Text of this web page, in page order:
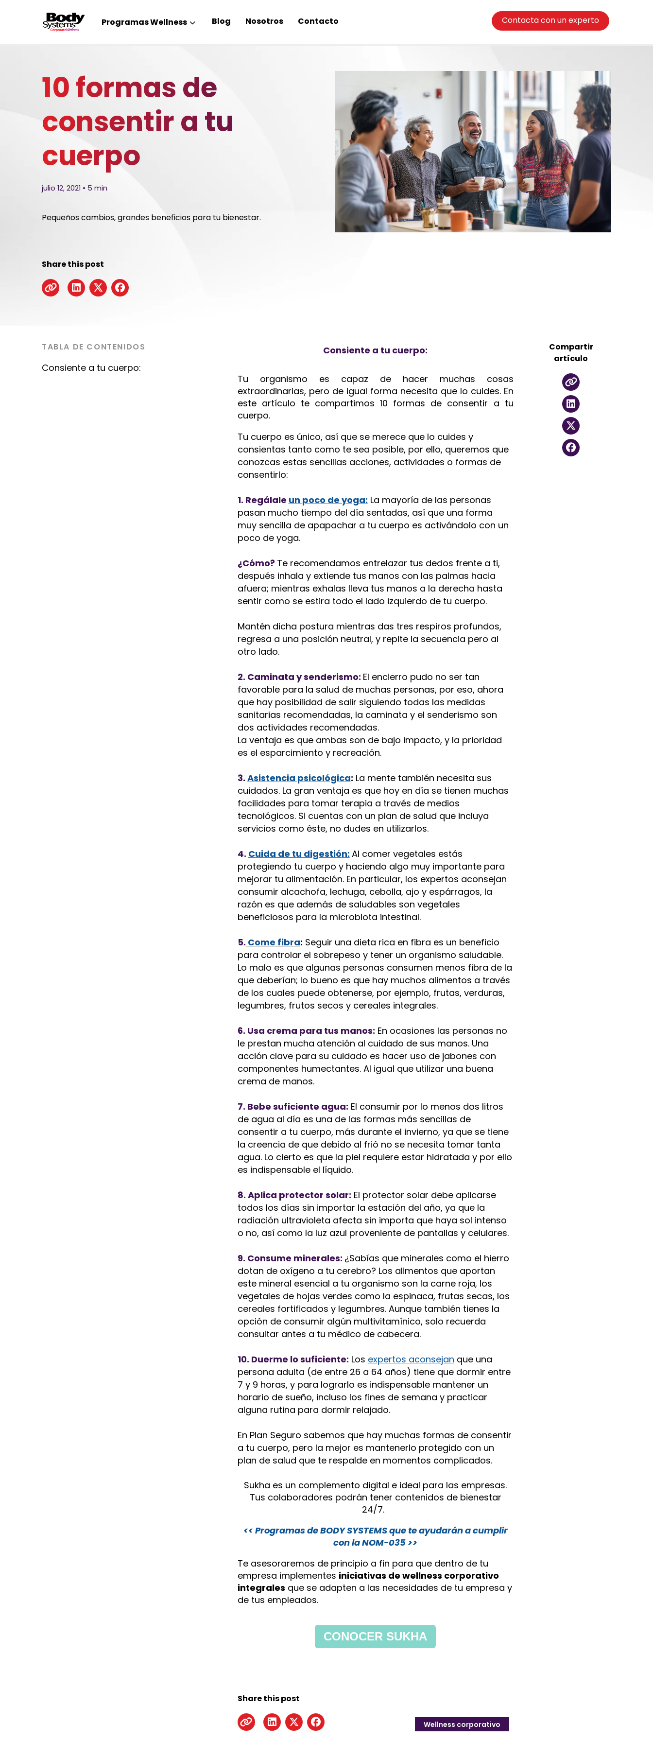
Programas Wellness Blog Nosotros Contacto Contacta con un experto
10 formas de
consentir a tu
cuerpo
julio 12, 2021 • 5 min
Pequeños cambios, grandes beneficios para tu bienestar.
Share this post
TABLA DE CONTENIDOS
Consiente a tu cuerpo:
Consiente a tu cuerpo:
Tu organismo es capaz de hacer muchas cosas
extraordinarias, pero de igual forma necesita que lo cuides. En
este artículo te compartimos 10 formas de consentir a tu
cuerpo.
Tu cuerpo es único, así que se merece que lo cuides y
consientas tanto como te sea posible, por ello, queremos que
conozcas estas sencillas acciones, actividades o formas de
consentirlo:
1. Regálale un poco de yoga: La mayoría de las personas
pasan mucho tiempo del día sentadas, así que una forma
muy sencilla de apapachar a tu cuerpo es activándolo con un
poco de yoga.
¿Cómo? Te recomendamos entrelazar tus dedos frente a ti,
después inhala y extiende tus manos con las palmas hacia
afuera; mientras exhalas lleva tus manos a la derecha hasta
sentir como se estira todo el lado izquierdo de tu cuerpo.
Mantén dicha postura mientras das tres respiros profundos,
regresa a una posición neutral, y repite la secuencia pero al
otro lado.
2. Caminata y senderismo: El encierro pudo no ser tan
favorable para la salud de muchas personas, por eso, ahora
que hay posibilidad de salir siguiendo todas las medidas
sanitarias recomendadas, la caminata y el senderismo son
dos actividades recomendadas.
La ventaja es que ambas son de bajo impacto, y la prioridad
es el esparcimiento y recreación.
3. Asistencia psicológica: La mente también necesita sus
cuidados. La gran ventaja es que hoy en día se tienen muchas
facilidades para tomar terapia a través de medios
tecnológicos. Si cuentas con un plan de salud que incluya
servicios como éste, no dudes en utilizarlos.
4. Cuida de tu digestión: Al comer vegetales estás
protegiendo tu cuerpo y haciendo algo muy importante para
mejorar tu alimentación. En particular, los expertos aconsejan
consumir alcachofa, lechuga, cebolla, ajo y espárragos, la
razón es que además de saludables son vegetales
beneficiosos para la microbiota intestinal.
5. Come fibra: Seguir una dieta rica en fibra es un beneficio
para controlar el sobrepeso y tener un organismo saludable.
Lo malo es que algunas personas consumen menos fibra de la
que deberían; lo bueno es que hay muchos alimentos a través
de los cuales puede obtenerse, por ejemplo, frutas, verduras,
legumbres, frutos secos y cereales integrales.
6. Usa crema para tus manos: En ocasiones las personas no
le prestan mucha atención al cuidado de sus manos. Una
acción clave para su cuidado es hacer uso de jabones con
componentes humectantes. Al igual que utilizar una buena
crema de manos.
7. Bebe suficiente agua: El consumir por lo menos dos litros
de agua al día es una de las formas más sencillas de
consentir a tu cuerpo, más durante el invierno, ya que se tiene
la creencia de que debido al frió no se necesita tomar tanta
agua. Lo cierto es que la piel requiere estar hidratada y por ello
es indispensable el líquido.
8. Aplica protector solar: El protector solar debe aplicarse
todos los días sin importar la estación del año, ya que la
radiación ultravioleta afecta sin importa que haya sol intenso
o no, así como la luz azul proveniente de pantallas y celulares.
9. Consume minerales: ¿Sabías que minerales como el hierro
dotan de oxígeno a tu cerebro? Los alimentos que aportan
este mineral esencial a tu organismo son la carne roja, los
vegetales de hojas verdes como la espinaca, frutas secas, los
cereales fortificados y legumbres. Aunque también tienes la
opción de consumir algún multivitamínico, solo recuerda
consultar antes a tu médico de cabecera.
10. Duerme lo suficiente: Los expertos aconsejan que una
persona adulta (de entre 26 a 64 años) tiene que dormir entre
7 y 9 horas, y para lograrlo es indispensable mantener un
horario de sueño, incluso los fines de semana y practicar
alguna rutina para dormir relajado.
En Plan Seguro sabemos que hay muchas formas de consentir
a tu cuerpo, pero la mejor es mantenerlo protegido con un
plan de salud que te respalde en momentos complicados.
Sukha es un complemento digital e ideal para las empresas.
Tus colaboradores podrán tener contenidos de bienestar
24/7.
<< Programas de BODY SYSTEMS que te ayudarán a cumplir
con la NOM-035 >>
Te asesoraremos de principio a fin para que dentro de tu
empresa implementes iniciativas de wellness corporativo
integrales que se adapten a las necesidades de tu empresa y
de tus empleados.
CONOCER SUKHA
Share this post
Wellness corporativo
Compartir
artículo